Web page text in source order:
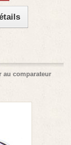
au comparateur